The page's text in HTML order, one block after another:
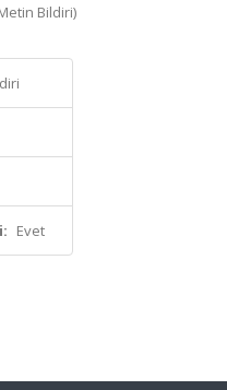
Bildiri)
Evet